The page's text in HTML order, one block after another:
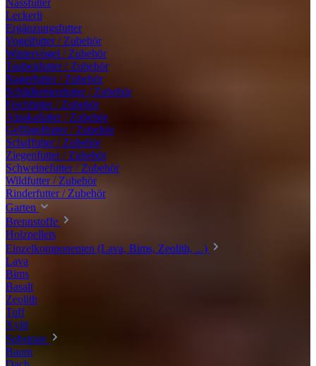
Nassfutter
Leckerli
Ergänzungsfutter
Vogelfutter / Zubehör
Wintervögel / Zubehör
Taubenfutter / Zubehör
Nagerfutter / Zubehör
Schildkrötenfutter / Zubehör
Fischfutter / Zubehör
Alpakafutter / Zubehör
Geflügelfutter / Zubehör
Schaffutter / Zubehör
Ziegenfutter / Zubehör
Schweinefutter / Zubehör
Wildfutter / Zubehör
Rinderfutter / Zubehör
Garten
Brennstoffe
Holzpellets
Einzelkomponenten (Lava, Bims, Zeolith, ...)
Lava
Bims
Basalt
Zeolith
Tuff
Xylit
Substrate
Baum